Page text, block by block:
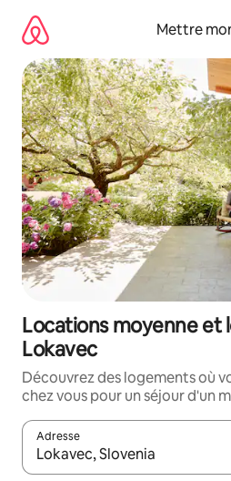
directement
contenu
Mettre
Locations moyenne et
Lokavec
Découvrez des logements où
chez vous pour un séjour d'un
Adresse
Lorsque les résultats s'affichent,